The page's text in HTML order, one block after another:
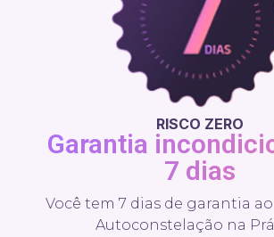
RISCO ZERO
Garantia
7 dias
Você tem 7 dias de garantia
Autoconstelação na